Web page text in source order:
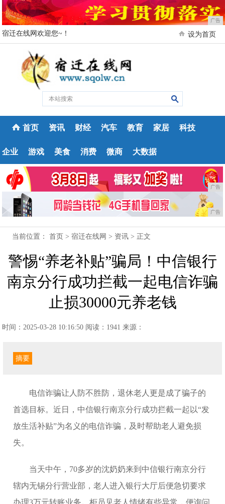
广告
宿迁在线网欢迎您~！ 设为首页
首页 资讯 财经 汽车 教育 家居 科技
企业 游戏 美食 消费 微商 大数据
广告
广告
当前位置：首页 >宿迁在线网 > 资讯 > 正文
警惕“养老补贴”骗局！中信银行
南京分行成功拦截一起电信诈骗
止损30000元养老钱
时间：2025-03-28 10:16:50 阅读：1941 来源：
摘要
电信诈骗让人防不胜防，退休老人更是成了骗子的
首选目标。近日，中信银行南京分行成功拦截一起以“发
放生活补贴”为名义的电信诈骗，及时帮助老人避免损
失。
当天中午，70多岁的沈奶奶来到中信银行南京分行
辖内无锡分行营业部，老人进入银行大厅后便急切要求
办理3万元转账业务。柜员见老人情绪有些异常，便询问